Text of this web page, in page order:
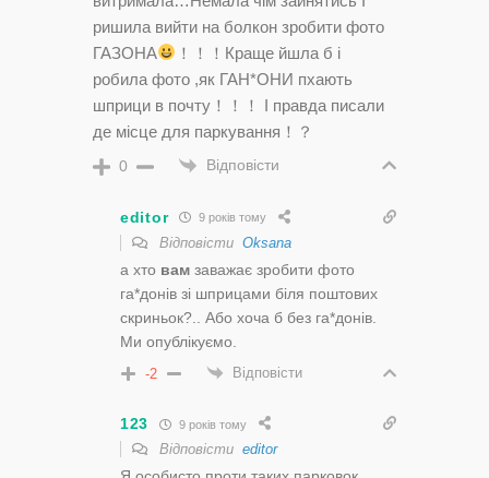
ришила вийти на болкон зробити фото
ГАЗОНА
！！！Краще йшла б і
робила фото ,як ГАН*ОНИ пхають
шприци в почту！！！ І правда писали
де місце для паркування！？
0 Відповісти
editor 9 років тому
Відповісти Oksana
а хто вам заважає зробити фото
га*донів зі шприцами біля поштових
скриньок?.. Або хоча б без га*донів.
Ми опублікуємо.
-2 Відповісти
123 9 років тому
Відповісти editor